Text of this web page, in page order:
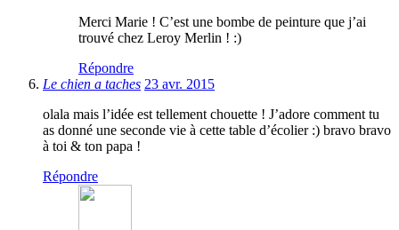
Merci Marie ! C’est une bombe de peinture que j’ai
trouvé chez Leroy Merlin ! :)
Répondre
Le chien a taches 23 avr. 2015
olala mais l’idée est tellement chouette ! J’adore comment tu
as donné une seconde vie à cette table d’écolier :) bravo bravo
à toi & ton papa !
Répondre